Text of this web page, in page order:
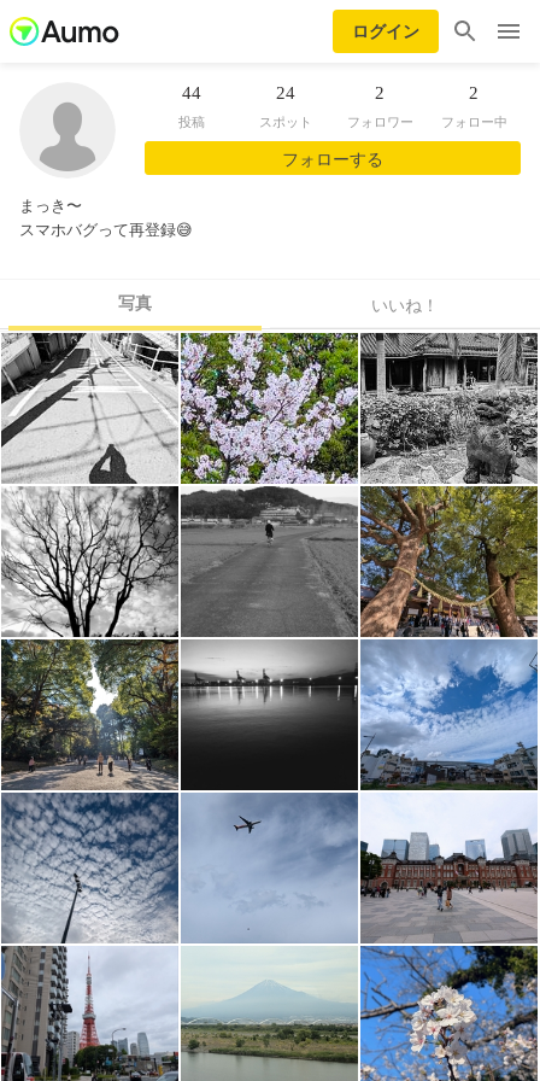
ログイン
44
投稿
24
スポット
2
フォロワー
2
フォロー中
フォローする
まっき〜
スマホバグって再登録😅
写真 いいね！